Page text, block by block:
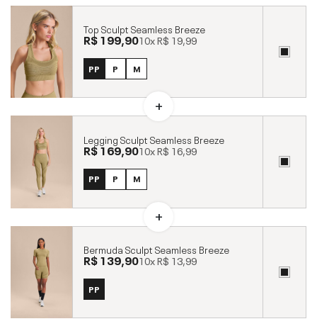
Top Sculpt Seamless Breeze
R$ 199,9010xR$ 19,99
PP P M
Legging Sculpt Seamless Breeze
R$ 169,9010xR$ 16,99
PP P M
Bermuda Sculpt Seamless Breeze
R$ 139,9010xR$ 13,99
PP